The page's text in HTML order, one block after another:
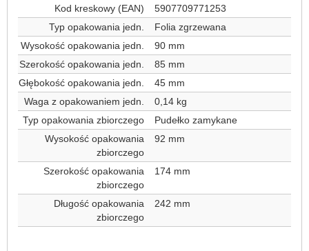
Kod kreskowy (EAN)
5907709771253
Typ opakowania jedn.
Folia zgrzewana
Wysokość opakowania jedn.
90 mm
Szerokość opakowania jedn.
85 mm
Głębokość opakowania jedn.
45 mm
Waga z opakowaniem jedn.
0,14 kg
Typ opakowania zbiorczego
Pudełko zamykane
Wysokość opakowania
zbiorczego
92 mm
Szerokość opakowania
zbiorczego
174 mm
Długość opakowania
zbiorczego
242 mm